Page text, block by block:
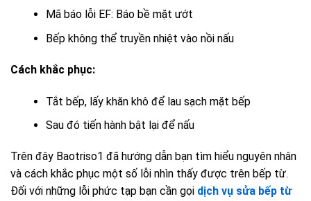
Mã báo lỗi EF: Báo bề mặt ướt
Bếp không thể truyền nhiệt vào nồi nấu
Cách khắc phục:
Tắt bếp, lấy khăn khô để lau sạch mặt bếp
Sau đó tiến hành bật lại để nấu
Trên đây Baotriso1 đã hướng dẫn bạn tìm hiểu nguyên nhân
và cách khắc phục một số lỗi nhìn thấy được trên bếp từ.
Đối với những lỗi phức tạp bạn cần gọi dịch vụ sửa bếp từ